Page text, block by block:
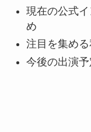
現在の公式
め
注目を集め
今後の出演